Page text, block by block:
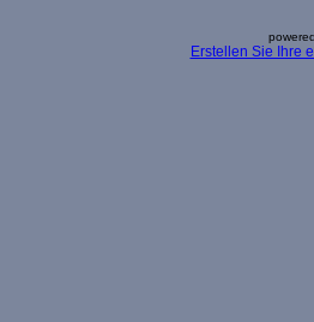
Erstellen Sie Ihre